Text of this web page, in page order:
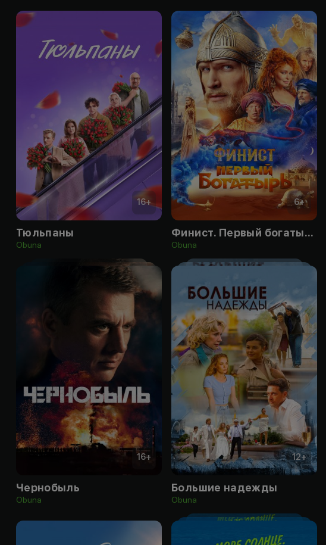
16+
Тюльпаны
Obuna
6+
Финист. Первый богатырь
Obuna
16+
Чернобыль
Obuna
12+
Большие надежды
Obuna